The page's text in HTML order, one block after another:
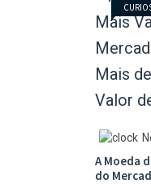
A Moeda
do